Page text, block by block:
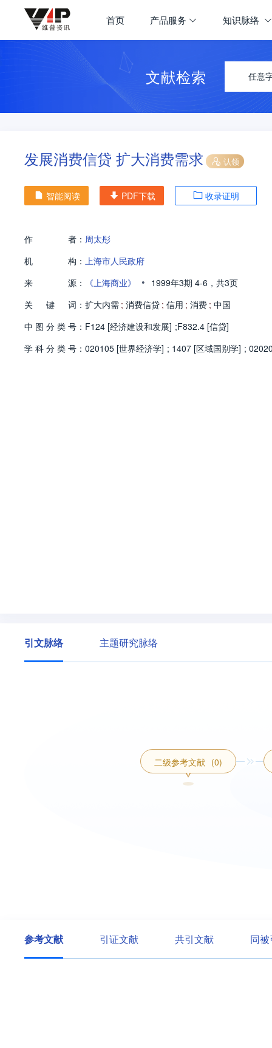
首页 产品服务 知识脉络
文献检索 任意
发展消费信贷 扩大消费需求 认领
智能阅读 PDF下载 收录证明
作 者： 周太彤
机
构： 上海市人民政府
来
源： 《上海商业》 • 1999年3期 4-6， 共3页
关
键 词： 扩大内需 ; 消费信贷 ; 信用 ; 消费 ; 中国
中 图 分 类 号： F124 [经济建设和发展] ;F832.4 [信贷]
学 科 分 类 号： 020105 [世界经济学] ; 1407 [区域国别学] ;
引文脉络 主题研究脉络
二级参考文献 (0)
参考文献 引证文献 共引文献 同